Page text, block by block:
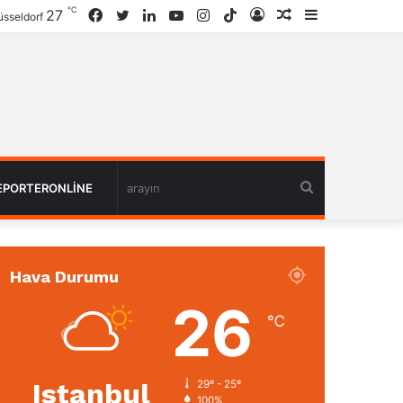
Rastgele
Giriş
TikTok
Instagram
YouTube
LinkedIn
Twitter
Facebook
27 ℃
Hava Durumu
Istanbul
26 ℃
29º - 25º
100%